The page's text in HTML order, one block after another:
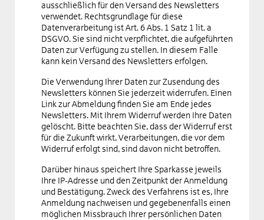
ausschließlich für den Versand des Newsletters
verwendet. Rechtsgrundlage für diese
Datenverarbeitung ist Art. 6 Abs. 1 Satz 1 lit. a
DSGVO. Sie sind nicht verpflichtet, die aufgeführten
Daten zur Verfügung zu stellen. In diesem Falle
kann kein Versand des Newsletters erfolgen.
Die Verwendung Ihrer Daten zur Zusendung des
Newsletters können Sie jederzeit widerrufen. Einen
Link zur Abmeldung finden Sie am Ende jedes
Newsletters. Mit Ihrem Widerruf werden Ihre Daten
gelöscht. Bitte beachten Sie, dass der Widerruf erst
für die Zukunft wirkt, Verarbeitungen, die vor dem
Widerruf erfolgt sind, sind davon nicht betroffen.
Darüber hinaus speichert Ihre Sparkasse jeweils
Ihre IP-Adresse und den Zeitpunkt der Anmeldung
und Bestätigung. Zweck des Verfahrens ist es, Ihre
Anmeldung nachweisen und gegebenenfalls einen
möglichen Missbrauch Ihrer persönlichen Daten